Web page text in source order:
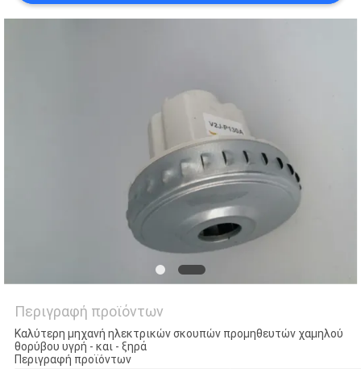
Περιγραφή προϊόντων
Καλύτερη μηχανή ηλεκτρικών σκουπών προμηθευτών χαμηλού
θορύβου υγρή - και - ξηρά
Περιγραφή προϊόντων